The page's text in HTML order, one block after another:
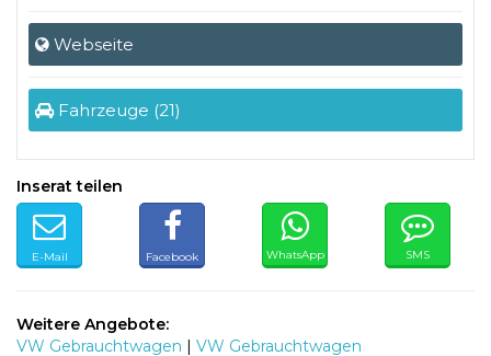
Webseite
Fahrzeuge (21)
Inserat teilen
E-Mail Facebook WhatsApp SMS
Weitere Angebote:
VW Gebrauchtwagen | VW Gebrauchtwagen